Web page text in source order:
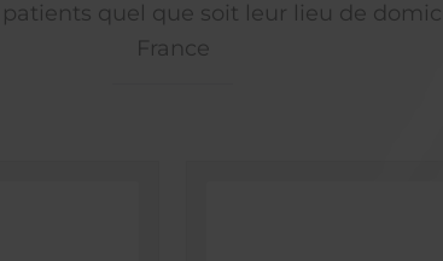
patients quel que soit leur lieu de
France